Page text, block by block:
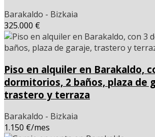
Barakaldo - Bizkaia
325.000 €
Piso en alquiler en Barakaldo,
dormitorios, 2 baños, plaza de
trastero y terraza
Barakaldo - Bizkaia
1.150 €/mes